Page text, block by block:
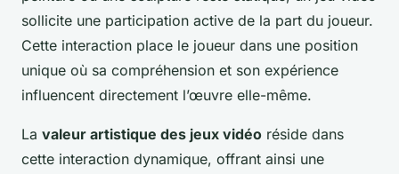
sollicite une participation active de la part du joueur.
Cette interaction place le joueur dans une position
unique où sa compréhension et son expérience
influencent directement l’œuvre elle-même.
La valeur artistique des jeux vidéo réside dans
cette interaction dynamique, offrant ainsi une